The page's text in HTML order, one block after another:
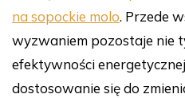
na sopockie molo. Przede
wyzwaniem pozostaje nie
efektywności
dostosowanie się do